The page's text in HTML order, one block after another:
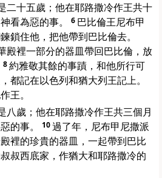
二十五歲；他在耶路撒冷作王共十
為惡的事。
6 巴比倫王尼布甲
鎖住他，把他帶到巴比倫去。
殿裡一部分的器皿帶回巴比倫，放
8約雅敬其餘的事蹟，和他所行可
都記在以色列和猶大列王記上。
王。
八歲；他在耶路撒冷作王共三個月
的事。
10過了年，尼布甲尼撒派
裡的珍貴的器皿，一起帶到巴比
叔西底家，作猶大和耶路撒冷的